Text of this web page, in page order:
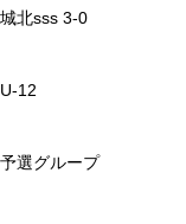
城北sss 3-0
U-12
予選グループ